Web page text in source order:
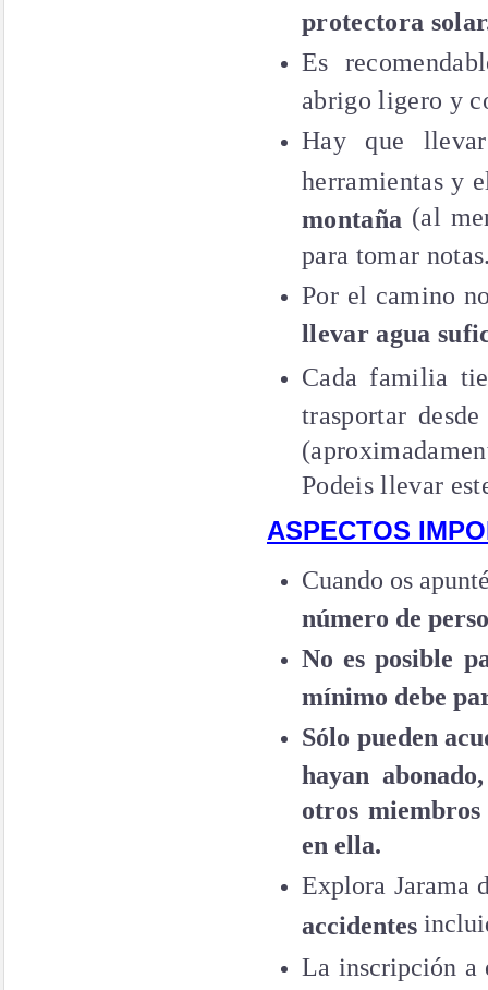
protectora
Es
abrigo ligero y
Hay que
herramientas y
montaña (al
para tomar
Por el camino
llevar agua
Cada familia
trasportar
Podeis llevar
ASPECTOS
Cuando os
número de
No es posible
mínimo debe
Sólo pueden
hayan
otros
en ella.
Explora Jarama
accidentes
La inscripción a